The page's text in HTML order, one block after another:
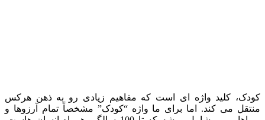
کودک، کلید واژه ای است که مفاهیم زیادی رو به ذهن هرکس
منتقل می کند. اما برای ما واژه “کودک” مشخصاً تمام آرزوها و